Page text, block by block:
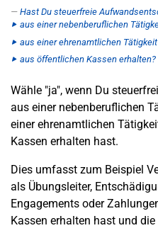
Hast Du steuerfreie
aus einer nebenberuflichen
aus einer ehrenamtlichen
aus öffentlichen Kassen erhalten?
Wähle "ja", wenn Du
aus einer nebenberuflichen
einer ehrenamtlichen
Kassen erhalten hast.
Dies umfasst zum Beispiel
als Übungsleiter,
Engagements oder
Kassen erhalten hast und